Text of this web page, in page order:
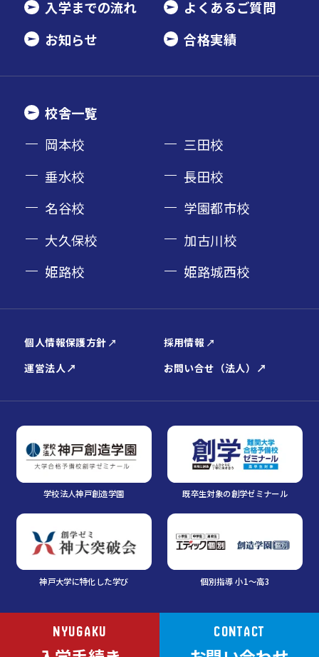
入学までの流れ
よくあるご質問
お知らせ
合格実績
校舎一覧
岡本校
三田校
垂水校
長田校
名谷校
学園都市校
大久保校
加古川校
姫路校
姫路城西校
個人情報保護方針
採用情報
運営法人
お問い合せ（法人）
学校法人神戸創造学園 既卒生対象の創学ゼミナール
神戸大学に特化した学び 個別指導 小1～高3
NYUGAKU CONTACT